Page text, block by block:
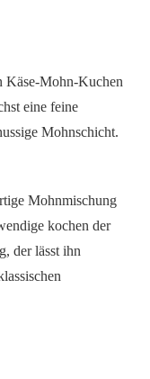
Käse-Mohn-Kuchen
eine feine
Mohnschicht.
Mohnmischung
kochen der
der lässt ihn